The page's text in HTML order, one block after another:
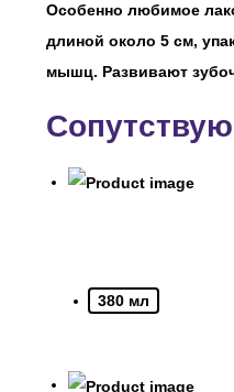
Особенно любимое
длиной около 5 см,
мышц. Развивают
380 мл